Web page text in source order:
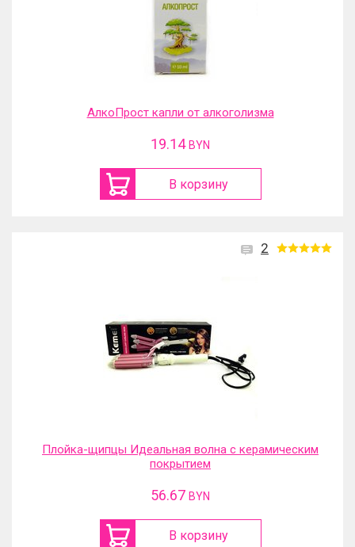
АлкоПрост капли от алкоголизма
19.14 BYN
В корзину
2
Плойка-щипцы Идеальная волна с керамическим
покрытием
56.67 BYN
В корзину